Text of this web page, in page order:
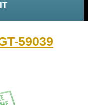
59039